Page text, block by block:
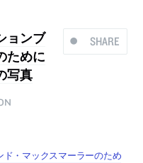
SHARE
ョンブ
ために
写真
・マックスマーラーのため